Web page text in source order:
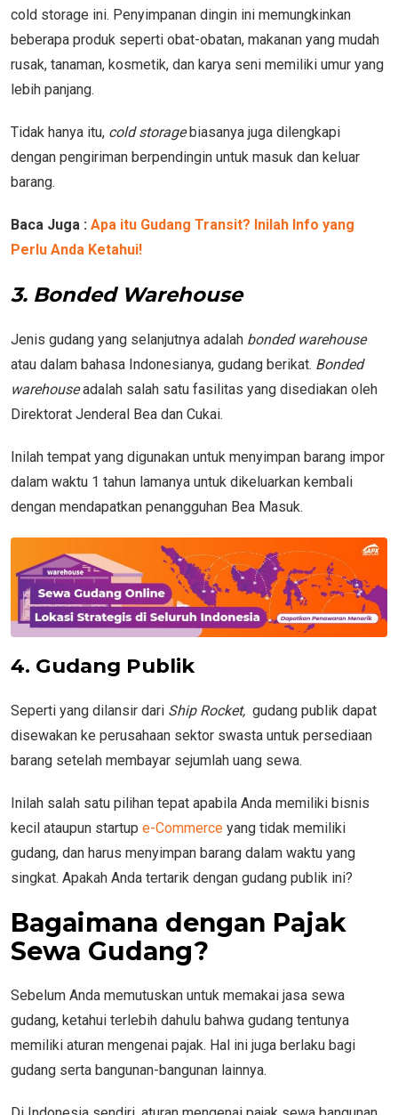
cold storage ini. Penyimpanan dingin ini memungkinkan
beberapa produk seperti obat-obatan, makanan yang mudah
rusak, tanaman, kosmetik, dan karya seni memiliki umur yang
lebih panjang.
Tidak hanya itu, cold storagebiasanya juga dilengkapi
dengan pengiriman berpendingin untuk masuk dan keluar
barang.
Baca Juga : Apa itu Gudang Transit? Inilah Info yang
Perlu Anda Ketahui!
3. Bonded Warehouse
Jenis gudang yang selanjutnya adalah bonded warehouse
atau dalam bahasa Indonesianya, gudang berikat. Bonded
warehouseadalah salah satu fasilitas yang disediakan oleh
Direktorat Jenderal Bea dan Cukai.
Inilah tempat yang digunakan untuk menyimpan barang impor
dalam waktu 1 tahun lamanya untuk dikeluarkan kembali
dengan mendapatkan penangguhan Bea Masuk.
4. Gudang Publik
Seperti yang dilansir dari Ship Rocket, gudang publik dapat
disewakan ke perusahaan sektor swasta untuk persediaan
barang setelah membayar sejumlah uang sewa.
Inilah salah satu pilihan tepat apabila Anda memiliki bisnis
kecil ataupun startup e-Commerce yang tidak memiliki
gudang, dan harus menyimpan barang dalam waktu yang
singkat. Apakah Anda tertarik dengan gudang publik ini?
Bagaimana dengan Pajak
Sewa Gudang?
Sebelum Anda memutuskan untuk memakai jasa sewa
gudang, ketahui terlebih dahulu bahwa gudang tentunya
memiliki aturan mengenai pajak. Hal ini juga berlaku bagi
gudang serta bangunan-bangunan lainnya.